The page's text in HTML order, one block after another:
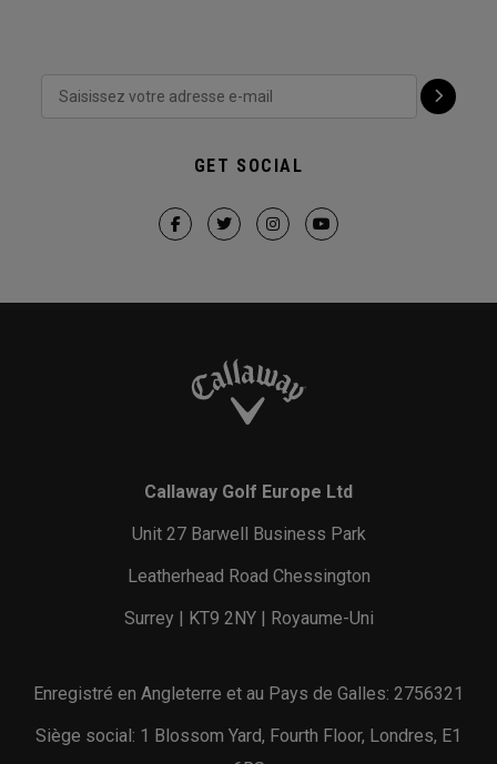
GET SOCIAL
Callaway Golf Europe Ltd
Unit 27 Barwell Business Park
Leatherhead Road Chessington
Surrey | KT9 2NY | Royaume-Uni
Enregistré en Angleterre et au Pays de Galles: 2756321
Siège social: 1 Blossom Yard, Fourth Floor, Londres, E1